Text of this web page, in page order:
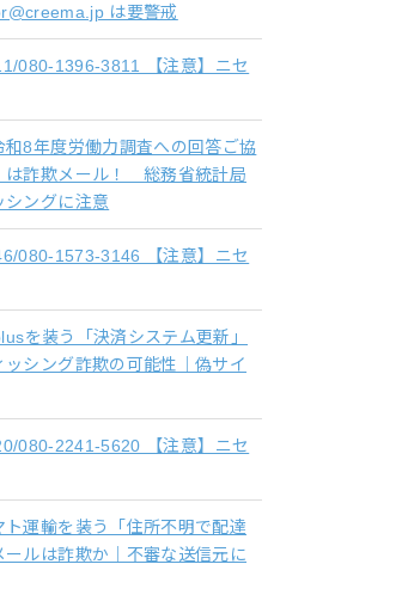
は要警戒
080-1396-3811 【注意】ニセ
和8年度労働力調査への回答ご協
は詐欺メール！ 総務省統計局
シングに注意
080-1573-3146 【注意】ニセ
を装う「決済システム更新」
ッシング詐欺の可能性｜偽サイ
080-2241-5620 【注意】ニセ
ト運輸を装う「住所不明で配達
ールは詐欺か｜不審な送信元に